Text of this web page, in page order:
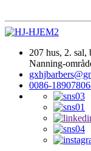
207 hus, 2.
Nanning-
0086-